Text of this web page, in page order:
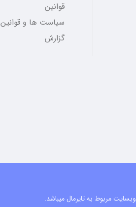
قوانین
سیاست ها و قوانین
گزارش
مربوط به تایرمال میباشد.